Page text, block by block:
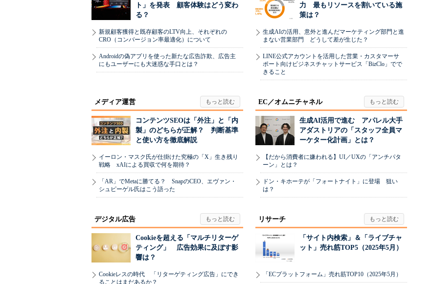
ト」を発表 顧客体験はどう変わ
る？
新規顧客獲得と既存顧客のLTV向上、それぞれの
CRO（コンバージョン率最適化）について
Androidの偽アプリを使った新たな広告詐欺、広告主
にもユーザーにも大迷惑な手口とは？
力 最もリソースを割いている施
策は？
生成AIの活用、意外と進んだマーケティング部門と進
まない営業部門 どうして差が生じた？
LINE公式アカウントを活用した営業・カスタマーサ
ポート向けビジネスチャットサービス「BizClo」でで
きること
メディア運営
コンテンツSEOは「外注」と「内
製」のどちらが正解？ 判断基準
と使い方を徹底解説
イーロン・マスク氏が仕掛けた究極の「X」生き残り
戦略 xAIによる買収で何を期待？
「AR」でMetaに勝てる？ SnapのCEO、エヴァン・
シュピーゲル氏はこう語った
EC／オムニチャネル
生成AI活用で進む アパレル大手
アダストリアの「スタッフ全員マ
ーケター化計画」とは？
【だから消費者に嫌われる】UI／UXの「アンチパタ
ーン」とは？
ドン・キホーテが「フォートナイト」に登場 狙い
は？
デジタル広告
Cookieを超える「マルチリターゲ
ティング」 広告効果に及ぼす影
響は？
Cookieレスの時代 「リターゲティング広告」にでき
ることはまだあるか？
リサーチ
「サイト内検索」＆「ライブチャ
ット」売れ筋TOP5（2025年5月）
「ECプラットフォーム」売れ筋TOP10（2025年5月）